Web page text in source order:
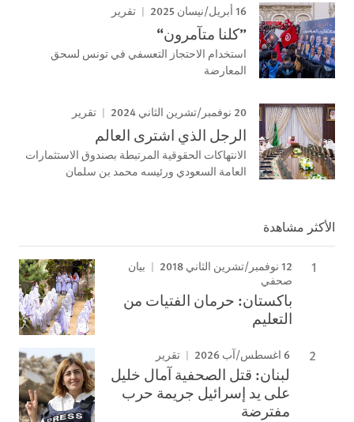
16 أبريل/نيسان 2025 تقرير
”كلنا متآمرون“
استخدام الاحتجاز التعسفي في تونس لسحق
المعارضة
20 نوفمبر/تشرين الثاني 2024 تقرير
الرجل الذي اشترى العالم
الانتهاكات الحقوقية المرتبطة بصندوق الاستثمارات
العامة السعودي ورئيسه محمد بن سلمان
الأكثر مشاهدة
12 نوفمبر/تشرين الثاني 2018
بيان
صحفي
باكستان: حرمان الفتيات من
التعليم
6 اغسطس/آب 2026 تقرير
لبنان: قتل الصحفية آمال خليل
على يد إسرائيل جريمة حرب
مفترضة